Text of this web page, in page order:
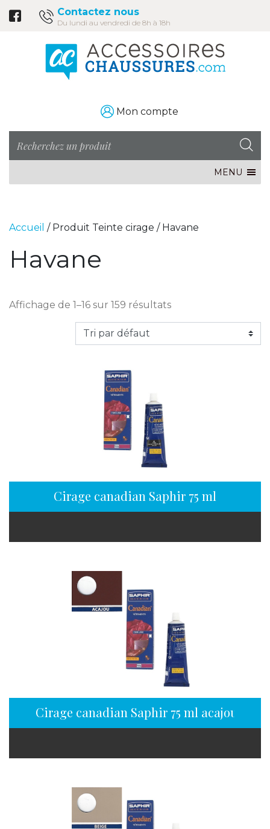
Contactez nous
Du lundi au vendredi de 8h à 18h
Mon compte
MENU
Accueil / Produit Teinte cirage / Havane
Havane
Affichage de 1–16 sur 159 résultats
Cirage canadian Saphir 75 ml
Cirage canadian Saphir 75 ml acajou